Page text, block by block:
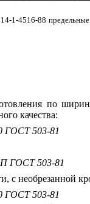
1-4516-88
по
качества:
ГОСТ 503-81
ГОСТ 503-81
с необрезанной
ГОСТ 503-81